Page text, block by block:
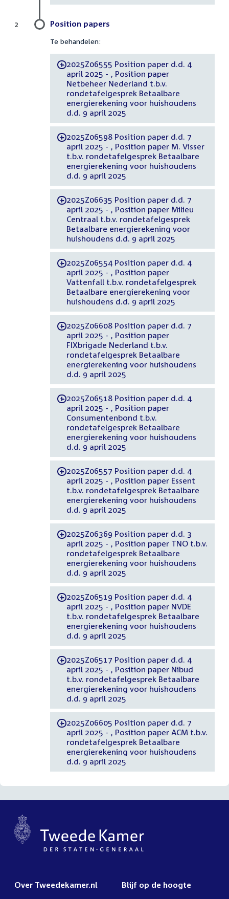
Position papers
Te behandelen:
-2025Z06555 Position paper d.d. 4
april 2025 - , Position paper
Netbeheer Nederland t.b.v.
rondetafelgesprek Betaalbare
energierekening voor huishoudens
d.d. 9 april 2025
-2025Z06598 Position paper d.d. 7
april 2025 - , Position paper M. Visser
t.b.v. rondetafelgesprek Betaalbare
energierekening voor huishoudens
d.d. 9 april 2025
-2025Z06635 Position paper d.d. 7
april 2025 - , Position paper Milieu
Centraal t.b.v. rondetafelgesprek
Betaalbare energierekening voor
huishoudens d.d. 9 april 2025
-2025Z06554 Position paper d.d. 4
april 2025 - , Position paper
Vattenfall t.b.v. rondetafelgesprek
Betaalbare energierekening voor
huishoudens d.d. 9 april 2025
-2025Z06608 Position paper d.d. 7
april 2025 - , Position paper
FIXbrigade Nederland t.b.v.
rondetafelgesprek Betaalbare
energierekening voor huishoudens
d.d. 9 april 2025
-2025Z06518 Position paper d.d. 4
april 2025 - , Position paper
Consumentenbond t.b.v.
rondetafelgesprek Betaalbare
energierekening voor huishoudens
d.d. 9 april 2025
-2025Z06557 Position paper d.d. 4
april 2025 - , Position paper Essent
t.b.v. rondetafelgesprek Betaalbare
energierekening voor huishoudens
d.d. 9 april 2025
-2025Z06369 Position paper d.d. 3
april 2025 - , Position paper TNO t.b.v.
rondetafelgesprek Betaalbare
energierekening voor huishoudens
d.d. 9 april 2025
-2025Z06519 Position paper d.d. 4
april 2025 - , Position paper NVDE
t.b.v. rondetafelgesprek Betaalbare
energierekening voor huishoudens
d.d. 9 april 2025
-2025Z06517 Position paper d.d. 4
april 2025 - , Position paper Nibud
t.b.v. rondetafelgesprek Betaalbare
energierekening voor huishoudens
d.d. 9 april 2025
-2025Z06605 Position paper d.d. 7
april 2025 - , Position paper ACM t.b.v.
rondetafelgesprek Betaalbare
energierekening voor huishoudens
d.d. 9 april 2025
2
Over Tweedekamer.nl Blijf op de hoogte